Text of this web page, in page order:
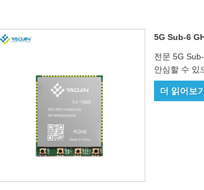
5G Sub-6
전문 5G
안심할 수 있
더 읽어보